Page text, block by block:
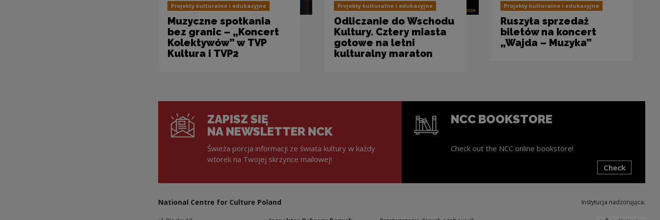
Projekty kulturalne i edukacyjne
Muzyczne spotkania
bez granic – „Koncert
Kolektywów” w TVP
Kultura i TVP2
Projekty kulturalne i edukacyjne
Odliczanie do Wschodu
Kultury. Cztery miasta
gotowe na letni
kulturalny maraton
Projekty kulturalne i edukacyjne
Ruszyła sprzedaż
biletów na koncert
„Wajda – Muzyka”
ZAPISZ SIĘ
NA NEWSLETTER NCK
Świeża porcja informacji ze świata kultury w każdy
wtorek na Twojej skrzynce mailowej!
NCC BOOKSTORE
Check out the NCC online bookstore!
Check
National Centre for Culture Poland Instytucja nadzorująca: